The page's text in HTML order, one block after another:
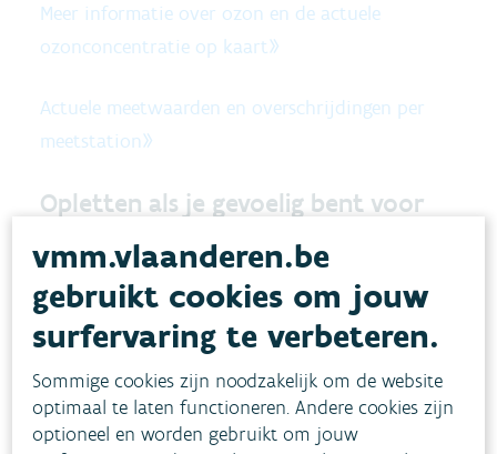
Meer informatie over ozon en de actuele
ozonconcentratie op kaart»
Actuele meetwaarden en overschrijdingen per
meetstation»
Opletten als je gevoelig bent voor
luchtvervuiling
Kinderen, ouderen, personen met
ademhalingsproblemen ... zijn extra gevoelig voor
luchtvervuiling. We raden aan dat je geen zware
lichamelijke inspanningen doet in de buitenlucht
tussen 12 en 22 uur. Binnenshuis is de
ozonconcentratie in de lucht gemiddeld de helft
vmm.vlaanderen.be
gebruikt cookies om jouw
surfervaring te verbeteren.
Sommige cookies zijn noodzakelijk om de website
optimaal te laten functioneren. Andere cookies zijn
optioneel en worden gebruikt om jouw